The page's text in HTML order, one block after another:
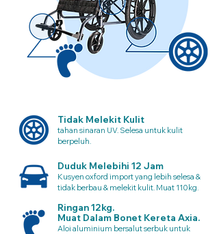
Tidak Melekit Kulit
tahan sinaran UV. Selesa untuk kulit
berpeluh.
Duduk Melebihi 12 Jam
Kusyen oxford import yang lebih selesa &
tidak berbau & melekit kulit. Muat 110kg.
Ringan 12kg.
Muat Dalam Bonet Kereta Axia.
Aloi aluminium bersalut serbuk untuk